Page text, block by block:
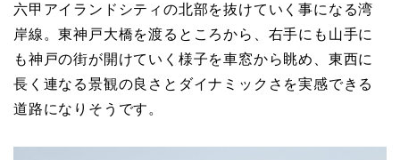
六甲アイランドシティの北部を抜けていく事になる湾
岸線。東神戸大橋を渡るところから、右手にも山手に
も神戸の街が開けていく様子を車窓から眺め、東西に
長く連なる景観の良さとダイナミックさを実感できる
道路になりそうです。